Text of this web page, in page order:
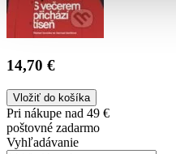
14,70 €
Vložiť do košíka
Pri nákupe nad 49 €
poštovné zadarmo
Vyhľadávanie